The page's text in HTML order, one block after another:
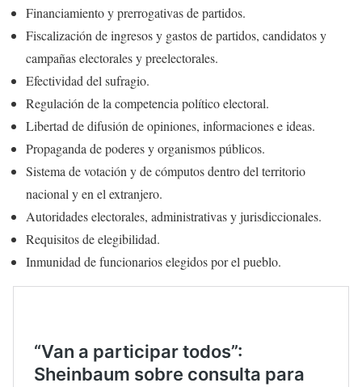
Financiamiento y prerrogativas de partidos.
Fiscalización de ingresos y gastos de partidos, candidatos y
campañas electorales y preelectorales.
Efectividad del sufragio.
Regulación de la competencia político electoral.
Libertad de difusión de opiniones, informaciones e ideas.
Propaganda de poderes y organismos públicos.
Sistema de votación y de cómputos dentro del territorio
nacional y en el extranjero.
Autoridades electorales, administrativas y jurisdiccionales.
Requisitos de elegibilidad.
Inmunidad de funcionarios elegidos por el pueblo.